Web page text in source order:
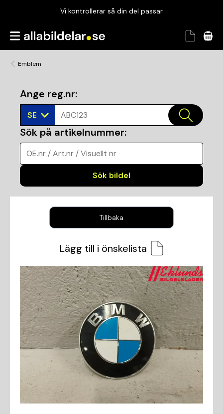
Vi kontrollerar så din del passar
Garanterad passform
Emblem
Ange reg.nr:
SE ABC123
Sök på artikelnummer:
OE.nr / Art.nr / Visuellt nr
Sök bildel
Tillbaka
Lägg till i önskelista